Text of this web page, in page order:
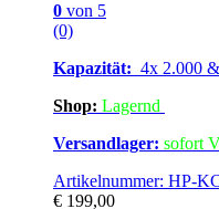
0 von 5
(0)
Kapazität: 4x 2.000
Shop: Lagernd
Versandlager: sofort
Artikelnummer: HP-
€ 199,00